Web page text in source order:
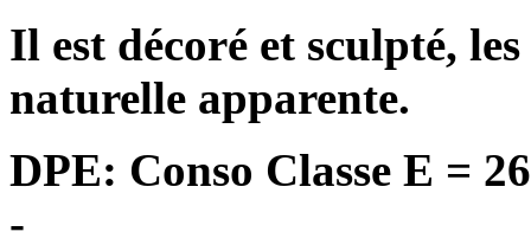
Il est décoré et sculpté,
naturelle apparente.
DPE: Conso Classe E =
-